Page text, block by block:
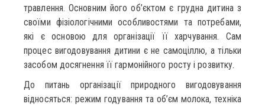
травлення. Основним його об’єктом є грудна дитина з
своїми фізіологічними особливостями та потребами,
які є основою для організації її харчування. Сам
процес вигодовування дитини є не самоціллю, а тільки
засобом досягнення її гармонійного росту і розвитку.
До питань організації природного вигодовування
відносяться: режим годування та об’єм молока, техніка